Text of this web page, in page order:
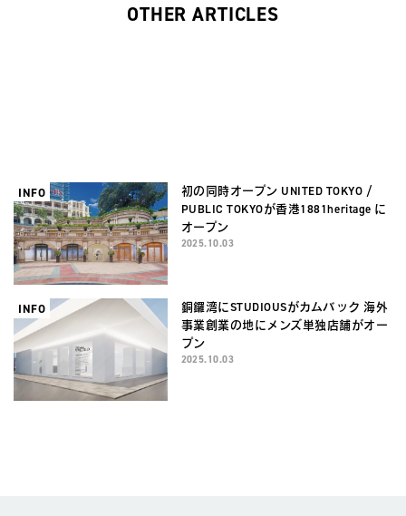
OTHER ARTICLES
INFO
初の同時オープン UNITED TOKYO /
PUBLIC TOKYOが香港1881heritage に
オープン
2025.10.03
INFO
銅鑼湾にSTUDIOUSがカムバック 海外
事業創業の地にメンズ単独店舗がオー
プン
2025.10.03